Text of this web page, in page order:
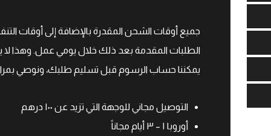
الطلبات المقدمة بعد ذلك خلال يومي عمل. وهذا
يمكننا حساب الرسوم قبل تسليم طلبك، ونوصي
التوصيل مجاني للوجهة التي تزيد عن ۱۰۰ درهم
أوروبا ۱ – ۳ أيام مجاناً